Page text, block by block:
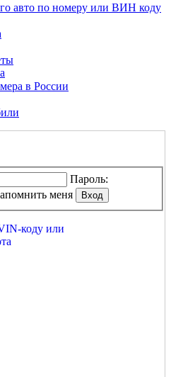
авто по номеру или ВИН коду
в России
Пароль:
меня